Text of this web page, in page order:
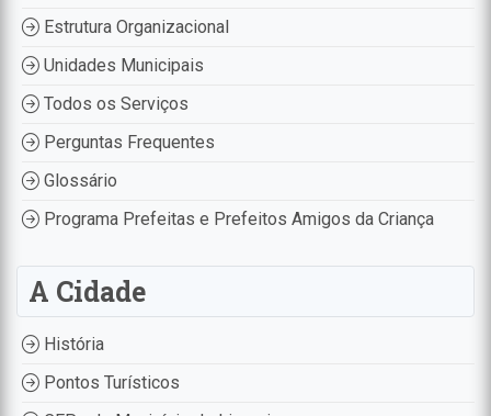
Estrutura Organizacional
Unidades Municipais
Todos os Serviços
Perguntas Frequentes
Glossário
Programa Prefeitas e Prefeitos Amigos da Criança
A Cidade
História
Pontos Turísticos